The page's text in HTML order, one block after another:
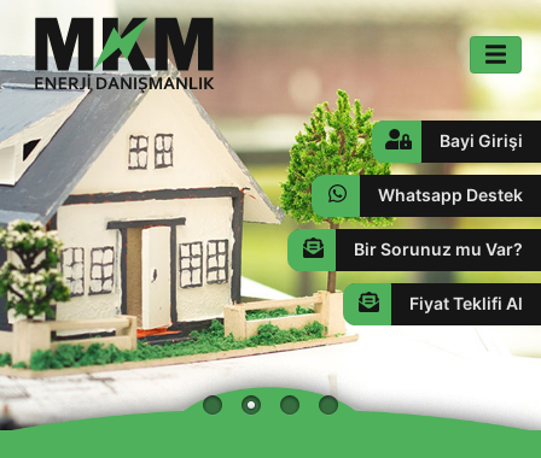
Bayi Girişi
Whatsapp Destek
Bir Sorunuz mu Var?
Fiyat Teklifi Al